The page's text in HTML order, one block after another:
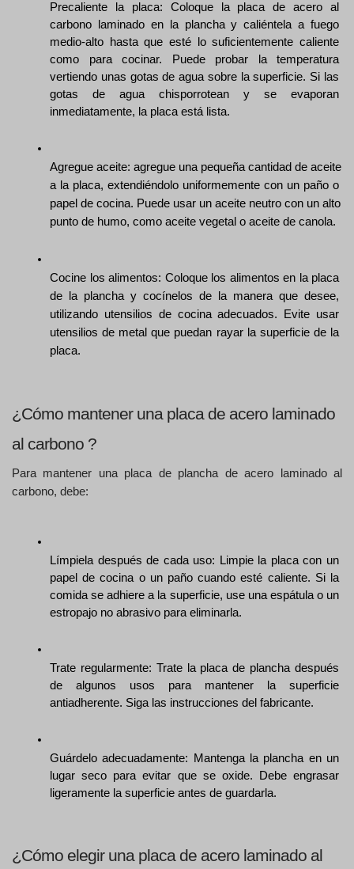
Precaliente la placa: Coloque la placa de acero al
carbono laminado en la plancha y caliéntela a fuego
medio-alto hasta que esté lo suficientemente caliente
como para cocinar. Puede probar la temperatura
vertiendo unas gotas de agua sobre la superficie. Si las
gotas de agua chisporrotean y se evaporan
inmediatamente, la placa está lista.
Agregue aceite: agregue una pequeña cantidad de aceite
a la placa, extendiéndolo uniformemente con un paño o
papel de cocina. Puede usar un aceite neutro con un alto
punto de humo, como aceite vegetal o aceite de canola.
Cocine los alimentos: Coloque los alimentos en la placa
de la plancha y cocínelos de la manera que desee,
utilizando utensilios de cocina adecuados. Evite usar
utensilios de metal que puedan rayar la superficie de la
placa.
¿Cómo mantener una placa de acero laminado
al carbono ?
Para mantener una placa de plancha de acero laminado al
carbono, debe:
Límpiela después de cada uso: Limpie la placa con un
papel de cocina o un paño cuando esté caliente. Si la
comida se adhiere a la superficie, use una espátula o un
estropajo no abrasivo para eliminarla.
Trate regularmente: Trate la placa de plancha después
de algunos usos para mantener la superficie
antiadherente. Siga las instrucciones del fabricante.
Guárdelo adecuadamente: Mantenga la plancha en un
lugar seco para evitar que se oxide. Debe engrasar
ligeramente la superficie antes de guardarla.
¿Cómo elegir una placa de acero laminado al